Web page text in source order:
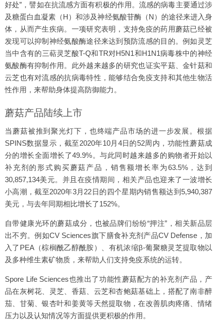
好处”，譬如在抗流感方面有积极的作用。流感的病毒主要通过涉
及糖蛋白血凝素（H）和涉及神经氨酸苷酶（N）的途径来进入身
体，从而产生疾病。一项研究表明，支持免疫的药用蘑菇已经被
发现可以抑制神经氨酸酶途径来达到预防流感的目的。例如灵芝
当中含有的三萜灵芝酸T-Q和TR对H5N1和H1N1病毒株中的神经
氨酸酶有抑制作用。此外越来越多的研究也证实平菇、金针菇和
云芝也有对流感的抗病毒特性，能够结合免疫支持和其他生物活
性作用，来帮助身体提高防御能力。
蘑菇产品陆续上市
当蘑菇被推到聚光灯下，也终端产品市场的进一步发展。根据
SPINS数据显示，截至2020年10月4日的52周内，功能性蘑菇成
分的增长全面增长了49.9%。与此同时越来越多的购物者开始以
补充剂的形式购买蘑菇产品，销售额增长率为63.5%，达到
30,857,134美元。并且在疫情期间，相关产品也迎来了一波增长
小高潮，截至2020年3月22日的四个星期内销售额达到5,940,387
美元，与去年同期相比增长了152%。
自带健康光环的蘑菇成分，也被品牌们纷纷“押注”，相关新品层
出不穷。例如CV Sciences旗下膳食补充剂产品CV Defense，加
入了PEA（棕榈酰乙醇酰胺）、有机浓缩β-葡聚糖灵芝提取物以
及多种维生素矿物质，来帮助人们支持免疫系统的运转。
Spore Life Sciences也推出了功能性蘑菇配方的补充剂产品，产
品在灰树花、灵芝、香菇、云芝和杏鲍菇基础上，搭配了南非醉
茄、甘菊、银杏叶和姜黄等天然提取物，在改善肌肉疼痛、情绪
压力以及认知情况等方面提供更积极的作用。